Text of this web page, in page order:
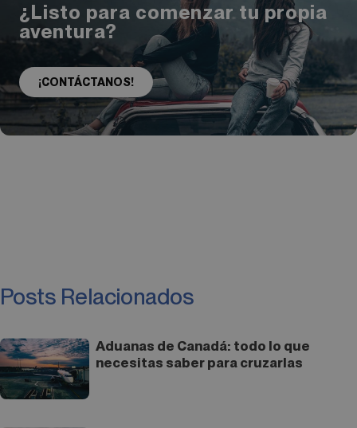
¿Listo para comenzar tu propia
aventura?
¡CONTÁCTANOS!
Posts Relacionados
Aduanas de Canadá: todo lo que
necesitas saber para cruzarlas